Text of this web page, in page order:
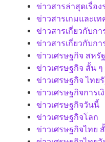
ข่าวสารล่าสุดเรื่อง
ข่าวสารเกมและเท
ข่าวสารเกี่ยวกับก
ข่าวสารเกี่ยวกับก
ข่าวเศรษฐกิจ สหรัฐ
ข่าวเศรษฐกิจ สั้น ๆ
ข่าวเศรษฐกิจ ไทย
ข่าวเศรษฐกิจการเ
ข่าวเศรษฐกิจวันนี้
ข่าวเศรษฐกิจโลก
ข่าวเศรษฐกิจไทย